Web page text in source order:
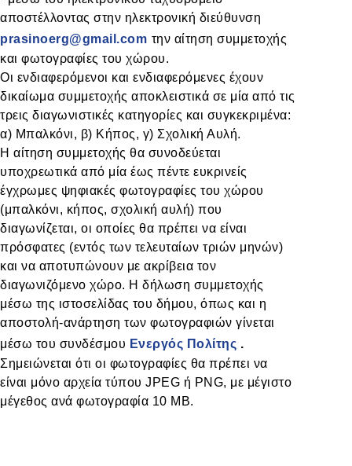
αποστέλλοντας στην ηλεκτρονική διεύθυνση
prasinoerg@gmail.com την αίτηση συμμετοχής
και φωτογραφίες του χώρου.
Οι ενδιαφερόμενοι και ενδιαφερόμενες έχουν
δικαίωμα συμμετοχής αποκλειστικά σε μία από τις
τρεις διαγωνιστικές κατηγορίες και συγκεκριμένα:
α) Μπαλκόνι, β) Κήπος, γ) Σχολική Αυλή.
Η αίτηση συμμετοχής θα συνοδεύεται
υποχρεωτικά από μία έως πέντε ευκρινείς
έγχρωμες ψηφιακές φωτογραφίες του χώρου
(μπαλκόνι, κήπος, σχολική αυλή) που
διαγωνίζεται, οι οποίες θα πρέπει να είναι
πρόσφατες (εντός των τελευταίων τριών μηνών)
και να αποτυπώνουν με ακρίβεια τον
διαγωνιζόμενο χώρο. Η δήλωση συμμετοχής
μέσω της ιστοσελίδας του δήμου, όπως και η
αποστολή-ανάρτηση των φωτογραφιών γίνεται
μέσω του συνδέσμου Ενεργός Πολίτης .
Σημειώνεται ότι οι φωτογραφίες θα πρέπει να
είναι μόνο αρχεία τύπου JPEG ή PNG, με μέγιστο
μέγεθος ανά φωτογραφία 10 MB.